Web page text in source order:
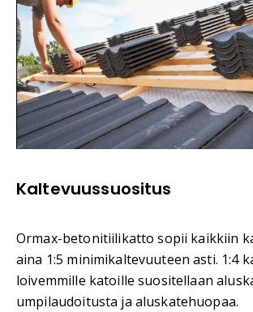
Kaltevuussuositus
Ormax-betonitiilikatto sopii kaikkiin
aina 1:5 minimikaltevuuteen asti. 1:4
loivemmille katoille suositellaan
umpilaudoitusta ja aluskatehuopaa.